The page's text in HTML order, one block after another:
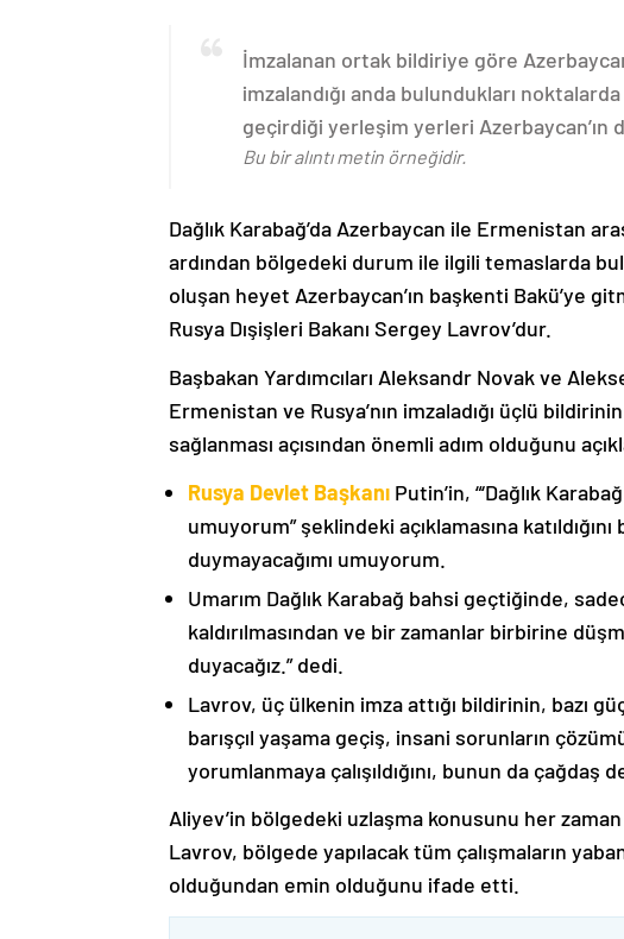
İmzalanan ortak bildiriye göre
imzalandığı anda bulundukları
geçirdiği yerleşim yerleri Azerbaycan’ın
Bu bir alıntı metin örneğidir.
Dağlık Karabağ’da Azerbaycan ile Ermenistan
ardından bölgedeki durum ile ilgili temaslarda
oluşan heyet Azerbaycan’ın başkenti Bakü’ye
Rusya Dışişleri Bakanı Sergey Lavrov’dur.
Başbakan Yardımcıları Aleksandr Novak ve
Ermenistan ve Rusya’nın imzaladığı üçlü
sağlanması açısından önemli adım olduğunu
Rusya Devlet Başkanı Putin’in, “‘Dağlık
umuyorum” şeklindeki açıklamasına
duymayacağımı umuyorum.
Umarım Dağlık Karabağ bahsi geçtiğinde,
kaldırılmasından ve bir zamanlar birbirine
duyacağız.” dedi.
Lavrov, üç ülkenin imza attığı bildirinin, bazı
barışçıl yaşama geçiş, insani sorunların
yorumlanmaya çalışıldığını, bunun da çağdaş
Aliyev’in bölgedeki uzlaşma konusunu her
Lavrov, bölgede yapılacak tüm çalışmaların
olduğundan emin olduğunu ifade etti.